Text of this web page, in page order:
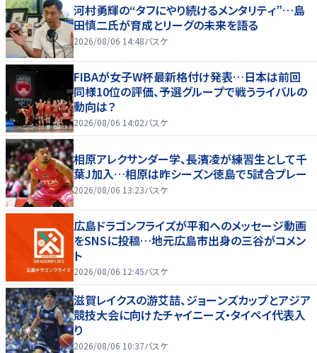
河村勇輝の“タフにやり続けるメンタリティ”…島
田慎二氏が育成とリーグの未来を語る
2026/08/06 14:48バスケ
FIBAが女子W杯最新格付け発表…日本は前回
同様10位の評価、予選グループで戦うライバルの
動向は？
2026/08/06 14:02バスケ
相原アレクサンダー学、長濱凌が練習生として千
葉J加入…相原は昨シーズン徳島で5試合プレー
2026/08/06 13:23バスケ
広島ドラゴンフライズが平和へのメッセージ動画
をSNSに投稿…地元広島市出身の三谷がコメン
ト
2026/08/06 12:45バスケ
滋賀レイクスの游艾喆、ジョーンズカップとアジア
競技大会に向けたチャイニーズ・タイペイ代表入
り
2026/08/06 10:37バスケ